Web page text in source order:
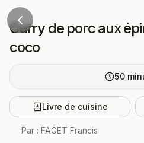
Curry de porc aux
coco
50
Livre de cuisine
Par : FAGET Francis